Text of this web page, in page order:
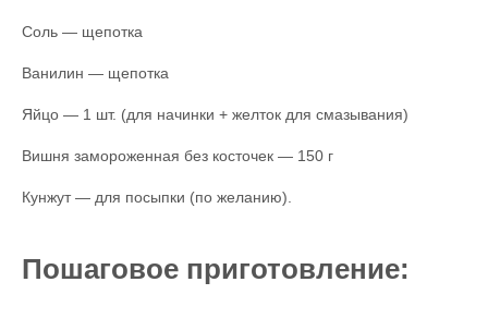
Соль — щепотка
Ванилин — щепотка
Яйцо — 1 шт. (для начинки + желток для смазывания)
Вишня замороженная без косточек — 150 г
Кунжут — для посыпки (по желанию).
Пошаговое приготовление: